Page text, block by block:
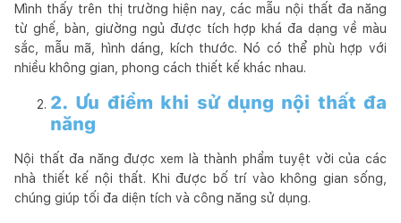
Mình thấy trên thị trường hiện nay, các mẫu nội thất đa năng
từ ghế, bàn, giường ngủ được tích hợp khá đa dạng về màu
sắc, mẫu mã, hình dáng, kích thước. Nó có thể phù hợp với
nhiều không gian, phong cách thiết kế khác nhau.
2. Ưu điểm khi sử dụng nội thất đa
năng
Nội thất đa năng được xem là thành phẩm tuyệt vời của các
nhà thiết kế nội thất. Khi được bố trí vào không gian sống,
chúng giúp tối đa diện tích và công năng sử dụng.